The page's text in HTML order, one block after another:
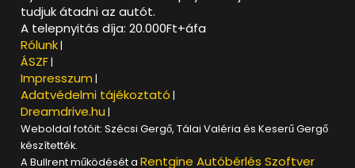
tudjuk átadni az autót.
A telepnyitás díja: 20.000Ft+áfa
Rólunk |
ÁSZF |
Impresszum |
Adatvédelmi tájékoztató |
Dreamdrive.hu |
Weboldal fotóit: Szécsi Gergő, Tálai Valéria és Keserű Gergő
készítették.
A Bullrent működését aRentgine Autóbérlés Szoftver